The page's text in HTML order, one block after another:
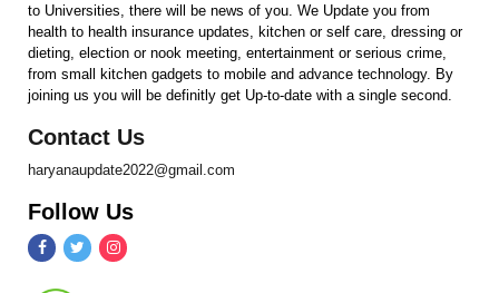
to Universities, there will be news of you. We Update you from
health to health insurance updates, kitchen or self care, dressing or
dieting, election or nook meeting, entertainment or serious crime,
from small kitchen gadgets to mobile and advance technology. By
joining us you will be definitly get Up-to-date with a single second.
Contact Us
haryanaupdate2022@gmail.com
Follow Us